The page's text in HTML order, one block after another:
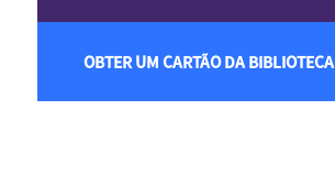
OBTER UM CARTÃO DA BIBLIOTECA